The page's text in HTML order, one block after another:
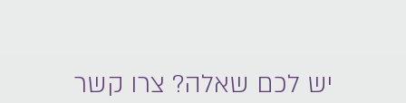
יש לכם שאלה? צרו קשר